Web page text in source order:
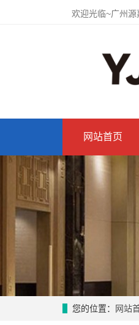
欢迎光临~广州
网站首页
您的位置： 网站